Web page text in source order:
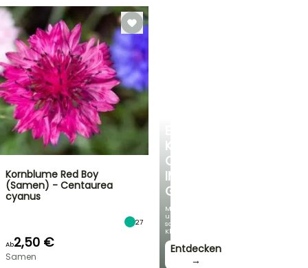
KÜHLE
OASE
IM
GARTEN
Mit
unseren
schönsten
Kletterpflanzen!
Entdecken
→
Kornblume Red Boy
(Samen) - Centaurea
cyanus
27
Ab2,50 €
Samen